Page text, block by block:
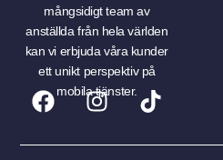
mångsidigt team av
anställda från hela världen
kan vi erbjuda våra kunder
ett unikt perspektiv på
mobila tjänster.